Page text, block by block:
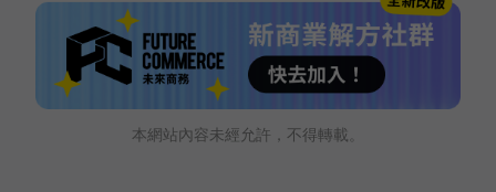
本網站內容未經允許，不得轉載。